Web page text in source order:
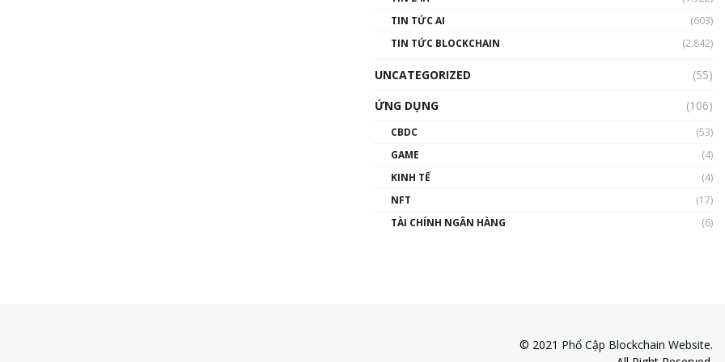
TIN TỨC AI
(603)
TIN TỨC BLOCKCHAIN
(2.842)
UNCATEGORIZED
(55)
ỨNG DỤNG
(106)
CBDC
(53)
GAME
(4)
KINH TẾ
(4)
NFT
(17)
TÀI CHÍNH NGÂN HÀNG
(6)
© 2021 Phổ Cập Blockchain Website.